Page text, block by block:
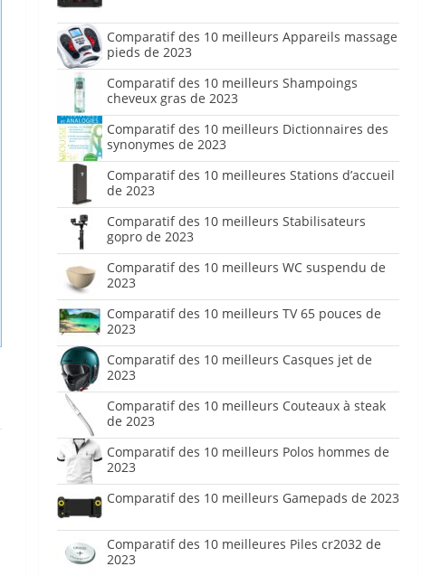
Comparatif des 10 meilleurs Appareils massage
pieds de 2023
Comparatif des 10 meilleurs Shampoings
cheveux gras de 2023
Comparatif des 10 meilleurs Dictionnaires des
synonymes de 2023
Comparatif des 10 meilleures Stations d’accueil
de 2023
Comparatif des 10 meilleurs Stabilisateurs
gopro de 2023
Comparatif des 10 meilleurs WC suspendu de
2023
Comparatif des 10 meilleurs TV 65 pouces de
2023
Comparatif des 10 meilleurs Casques jet de
2023
Comparatif des 10 meilleurs Couteaux à steak
de 2023
Comparatif des 10 meilleurs Polos hommes de
2023
Comparatif des 10 meilleurs Gamepads de 2023
Comparatif des 10 meilleures Piles cr2032 de
2023